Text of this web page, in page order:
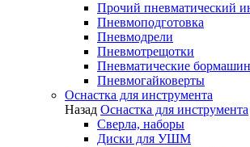
Прочий пневматический
Пневмоподготовка
Пневмодрели
Пневмотрещотки
Пневматические
Пневмогайковерты
Оснастка для инструмента
Назад Оснастка для инструмента
Сверла, наборы
Диски для УШМ